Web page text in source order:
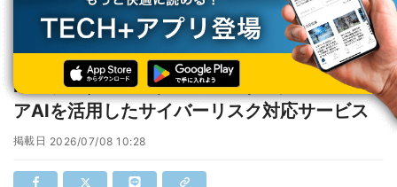
TECH+ 企業IT
セキュリティ
NTTデータ×NTTドコモビジネス、フロンティアAIを活用したサイバーリスク対
NTTデータ×NTTドコモビジネス、フロンティ
アAIを活用したサイバーリスク対応サービス
掲載日 2026/07/08 10:28